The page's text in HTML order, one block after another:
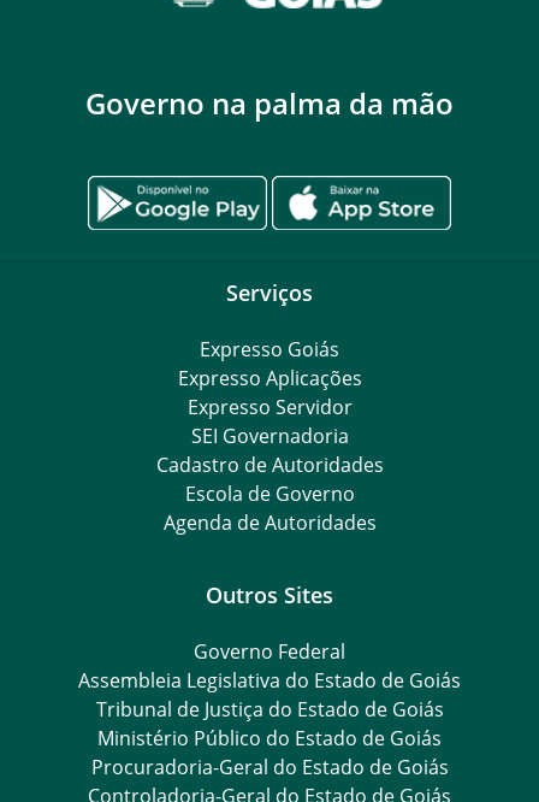
Governo na palma da mão
Serviços
Expresso Goiás
Expresso Aplicações
Expresso Servidor
SEI Governadoria
Cadastro de Autoridades
Escola de Governo
Agenda de Autoridades
Outros Sites
Governo Federal
Assembleia Legislativa do Estado de Goiás
Tribunal de Justiça do Estado de Goiás
Ministério Público do Estado de Goiás
Procuradoria-Geral do Estado de Goiás
Controladoria-Geral do Estado de Goiás